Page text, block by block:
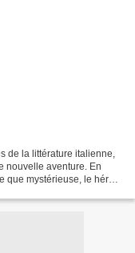
de la littérature italienne,
nouvelle aventure. En
mystérieuse, le héros